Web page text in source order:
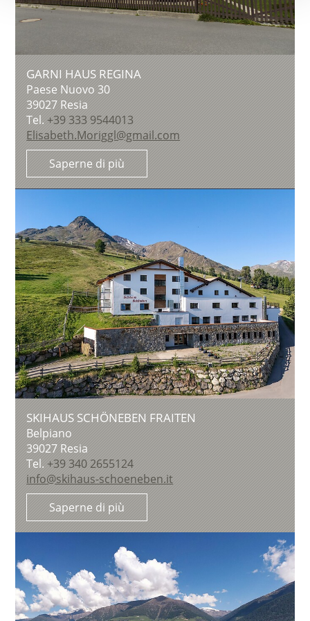
GARNI HAUS REGINA
Paese Nuovo 30
39027 Resia
Tel.+39 333 9544013
Elisabeth.Moriggl@gmail.com
Saperne di più
SKIHAUS SCHÖNEBEN FRAITEN
Belpiano
39027 Resia
Tel.+39 340 2655124
info@skihaus-schoeneben.it
Saperne di più